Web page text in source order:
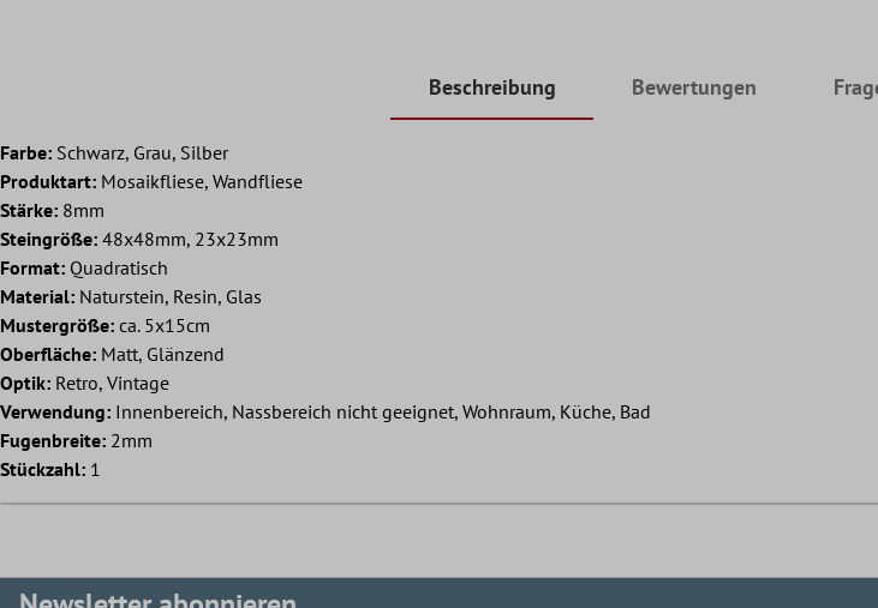
Beschreibung Bewertungen
Farbe: Schwarz, Grau, Silber
Produktart: Mosaikfliese, Wandfliese
Stärke: 8mm
Steingröße: 48x48mm, 23x23mm
Format: Quadratisch
Material: Naturstein, Resin, Glas
Mustergröße: ca. 5x15cm
Oberfläche: Matt, Glänzend
Optik: Retro, Vintage
Verwendung: Innenbereich, Nassbereich nicht geeignet, Wohnraum, Küche, Bad
Fugenbreite: 2mm
Stückzahl: 1